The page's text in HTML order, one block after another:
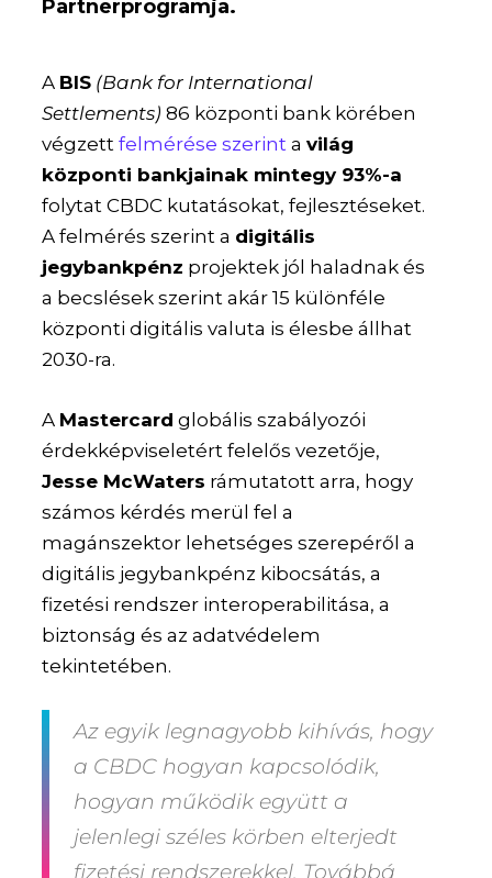
Partnerprogramja.
A BIS (Bank for International
Settlements) 86 központi bank körében
végzettfelmérése szerint avilág
központi bankjainak mintegy 93%-a
folytat CBDC kutatásokat, fejlesztéseket.
A felmérés szerint a digitális
jegybankpénz projektek jól haladnak és
a becslések szerint akár 15 különféle
központi digitális valuta is élesbe állhat
2030-ra.
A Mastercard globális szabályozói
érdekképviseletért felelős vezetője,
Jesse McWaters rámutatott arra, hogy
számos kérdés merül fel a
magánszektor lehetséges szerepéről a
digitális jegybankpénz kibocsátás, a
fizetési rendszer interoperabilitása, a
biztonság és az adatvédelem
tekintetében.
Az egyik legnagyobb kihívás, hogy
a CBDC hogyan kapcsolódik,
hogyan működik együtt a
jelenlegi széles körben elterjedt
fizetési rendszerekkel. Továbbá